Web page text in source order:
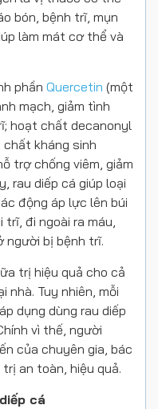
bón, bệnh trĩ, mụn
làm mát cơ thể và
phần Quercetin (một
mạch, giảm tình
hoạt chất decanonyl
kháng sinh
trợ chống viêm, giảm
rau diếp cá giúp loại
động áp lực lên búi
đi ngoài ra máu,
người bị bệnh trĩ.
trị hiệu quả cho cả
nhà. Tuy nhiên, mỗi
dụng dùng rau diếp
vì thế, người
của chuyên gia, bác
an toàn, hiệu quả.
cá